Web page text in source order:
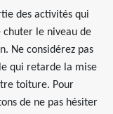
des activités qui
chuter le niveau de
Ne considérez pas
qui retarde la mise
toiture. Pour
de ne pas hésiter